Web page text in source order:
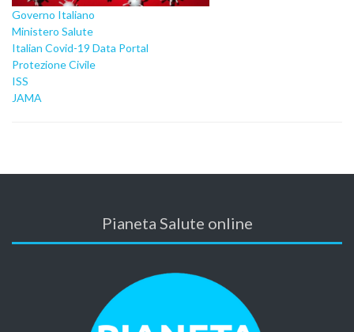
Governo Italiano
Ministero Salute
Italian Covid-19 Data Portal
Protezione Civile
ISS
JAMA
Pianeta Salute online